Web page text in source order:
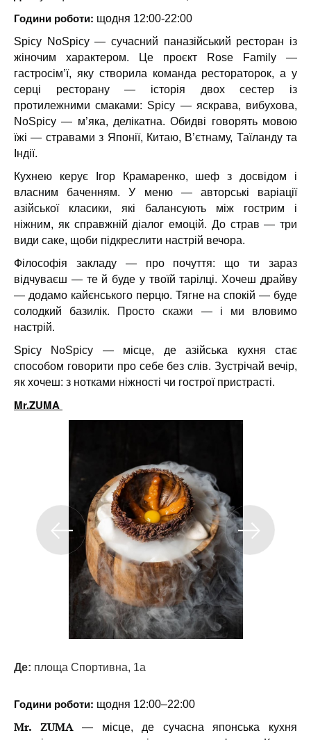
Години роботи: щодня 12:00-22:00
Spicy NoSpicy — сучасний паназійський ресторан із
жіночим характером. Це проєкт Rose Family —
гастросім’ї, яку створила команда рестораторок, а у
серці ресторану — історія двох сестер із
протилежними смаками: Spicy — яскрава, вибухова,
NoSpicy — м’яка, делікатна. Обидві говорять мовою
їжі — стравами з Японії, Китаю, В’єтнаму, Таїланду та
Індії.
Кухнею керує Ігор Крамаренко, шеф з досвідом і
власним баченням. У меню — авторські варіації
азійської класики, які балансують між гострим і
ніжним, як справжній діалог емоцій. До страв — три
види саке, щоби підкреслити настрій вечора.
Філософія закладу — про почуття: що ти зараз
відчуваєш — те й буде у твоїй тарілці. Хочеш драйву
— додамо кайєнського перцю. Тягне на спокій — буде
солодкий базилік. Просто скажи — і ми вловимо
настрій.
Spicy NoSpicy — місце, де азійська кухня стає
способом говорити про себе без слів. Зустрічай вечір,
як хочеш: з нотками ніжності чи гострої пристрасті.
Mr.ZUMA
Де: площа Спортивна, 1а
Години роботи: щодня 12:00–22:00
Mr. ZUMA — місце, де сучасна японська кухня